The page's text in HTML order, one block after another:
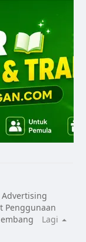
Advertising
Penggunaan
Lagi